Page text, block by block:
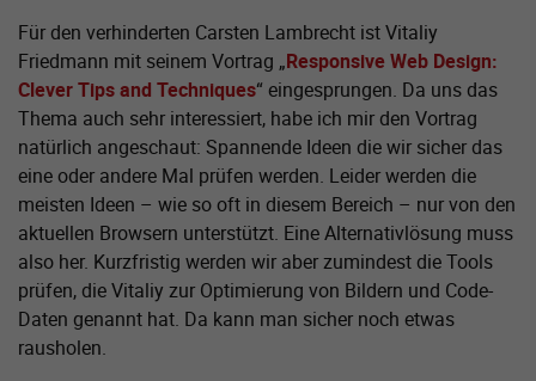
Für den verhinderten Carsten Lambrecht ist Vitaliy
Friedmann mit seinem Vortrag „Responsive Web Design:
Clever Tips and Techniques“ eingesprungen. Da uns das
Thema auch sehr interessiert, habe ich mir den Vortrag
natürlich angeschaut: Spannende Ideen die wir sicher das
eine oder andere Mal prüfen werden. Leider werden die
meisten Ideen – wie so oft in diesem Bereich – nur von den
aktuellen Browsern unterstützt. Eine Alternativlösung muss
also her. Kurzfristig werden wir aber zumindest die Tools
prüfen, die Vitaliy zur Optimierung von Bildern und Code-
Daten genannt hat. Da kann man sicher noch etwas
rausholen.